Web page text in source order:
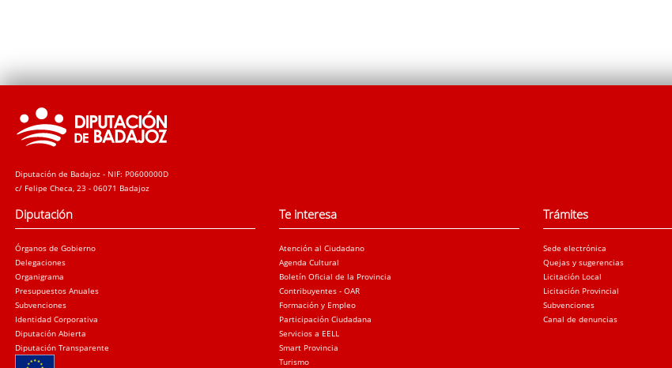
Diputación de Badajoz - NIF: P0600000D
c/ Felipe Checa, 23 - 06071 Badajoz
Diputación
Órganos de Gobierno
Delegaciones
Organigrama
Presupuestos Anuales
Subvenciones
Identidad Corporativa
Diputación Abierta
Diputación Transparente
Te interesa
Atención al Ciudadano
Agenda Cultural
Boletín Oficial de la Provincia
Contribuyentes - OAR
Formación y Empleo
Participación Ciudadana
Servicios a EELL
Smart Provincia
Turismo
Trámites
Sede electrónica
Quejas y sugerencias
Licitación Local
Licitación Provincial
Subvenciones
Canal de denuncias